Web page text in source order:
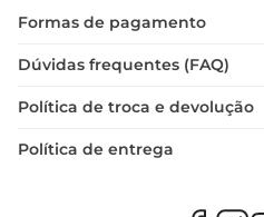
Formas de pagamento
Dúvidas frequentes (FAQ)
Política de troca e devolução
Política de entrega